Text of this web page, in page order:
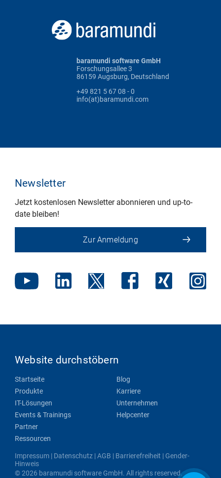
baramundi software GmbH
Forschungsallee 3
86159 Augsburg, Deutschland
+49 821 5 67 08 - 0
info(at)baramundi.com
Newsletter
Jetzt kostenlosen Newsletter abonnieren und up-to-
date bleiben!
Zur Anmeldung
Website durchstöbern
Startseite
Produkte
IT-Lösungen
Events & Trainings
Partner
Ressourcen
Blog
Karriere
Unternehmen
Helpcenter
Impressum | Datenschutz |AGB | Barrierefreiheit | Gender-
Hinweis
© 2026 baramundi software GmbH. All rights reserved.